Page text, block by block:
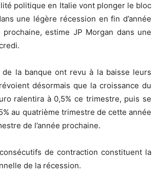
politique en Italie vont plonger le bloc
une légère récession en fin d’année
prochaine, estime JP Morgan dans une
de la banque ont revu à la baisse leurs
désormais que la croissance du
ralentira à 0,5% ce trimestre, puis se
au quatrième trimestre de cette année
de l’année prochaine.
de contraction constituent la
de la récession.